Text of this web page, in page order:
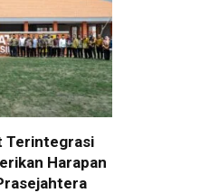
Terintegrasi
Harapan